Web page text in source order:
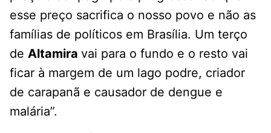
esse preço sacrifica o nosso povo e não as
famílias de políticos em Brasília. Um terço
de Altamira vai para o fundo e o resto vai
ficar à margem de um lago podre, criador
de carapanã e causador de dengue e
malária”.